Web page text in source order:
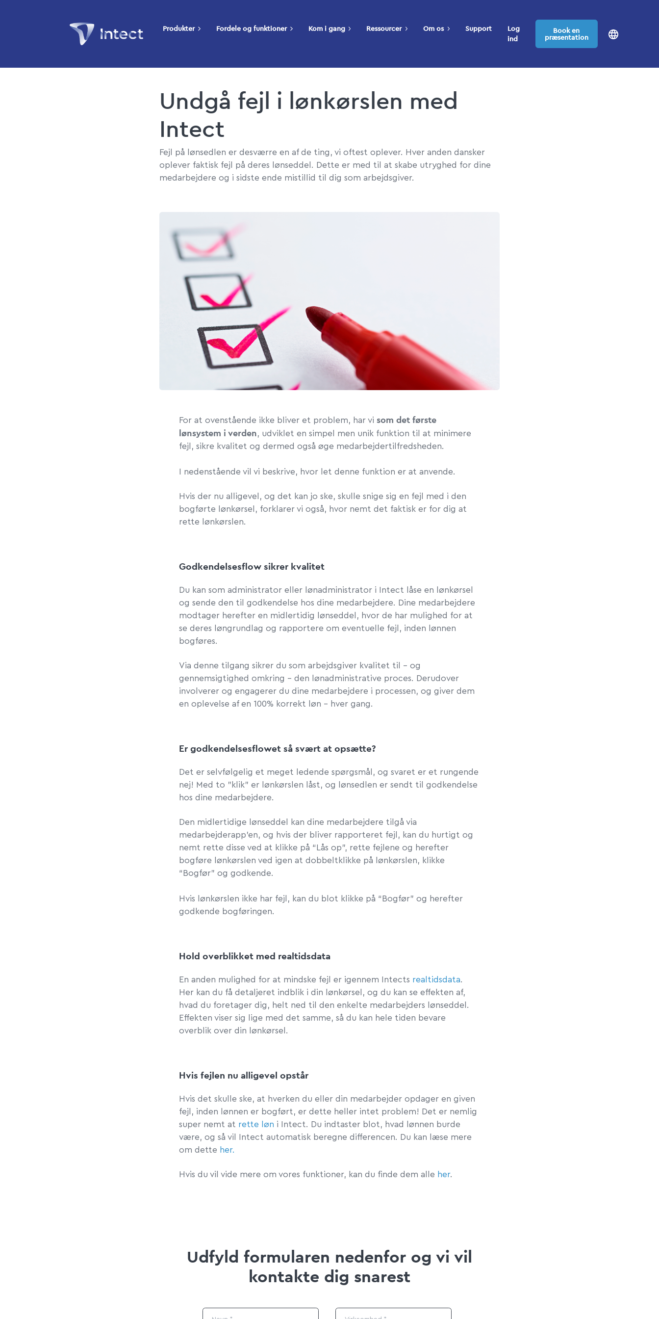
Produkter Fordele og funktioner Kom i gang Ressourcer Om os Support
Log
ind
Book en
præsentation
Undgå fejl i lønkørslen med
Intect
Fejl på lønsedlen er desværre en af de ting, vi oftest oplever. Hver anden dansker
oplever faktisk fejl på deres lønseddel. Dette er med til at skabe utryghed for dine
medarbejdere og i sidste ende mistillid til dig som arbejdsgiver.
For at ovenstående ikke bliver et problem, har vi som det første
lønsystem i verden, udviklet en simpel men unik funktion til at minimere
fejl, sikre kvalitet og dermed også øge medarbejdertilfredsheden.
I nedenstående vil vi beskrive, hvor let denne funktion er at anvende.
Hvis der nu alligevel, og det kan jo ske, skulle snige sig en fejl med i den
bogførte lønkørsel, forklarer vi også, hvor nemt det faktisk er for dig at
rette lønkørslen.
Godkendelsesflow sikrer kvalitet
Du kan som administrator eller lønadministrator i Intect låse en lønkørsel
og sende den til
godkendelse hos dine medarbejdere. Dine medarbejdere
modtager herefter en midlertidig lønseddel, hvor de har mulighed for at
se deres løngrundlag og rapportere om eventuelle fejl, inden lønnen
bogføres.
Via denne tilgang sikrer du som arbejdsgiver kvalitet til - og
gennemsigtighed omkring - den lønadministrative proces. Derudover
involverer og engagerer du dine medarbejdere i processen, og giver dem
en oplevelse af en 100% korrekt løn – hver gang.
Er godkendelsesflowet så svært at opsætte?
Det er selvfølgelig et meget ledende spørgsmål, og svaret er et rungende
nej! Med to ”klik” er lønkørslen låst, og lønsedlen er sendt til godkendelse
hos dine medarbejdere.
Den midlertidige lønseddel kan dine medarbejdere tilgå via
medarbejderapp’en, og hvis der bliver rapporteret fejl, kan du hurtigt og
nemt rette disse ved at klikke på “Lås op”, rette fejlene og herefter
bogføre lønkørslen ved igen at dobbeltklikke på lønkørslen, klikke
“Bogfør” og godkende.
Hvis lønkørslen ikke har fejl, kan du blot klikke på “Bogfør” og herefter
godkende bogføringen.
Hold overblikket med realtidsdata
En anden mulighed for at mindske fejl er igennem Intects realtidsdata.
Her kan du få detaljeret indblik i din lønkørsel, og du kan se effekten af,
hvad du foretager dig, helt ned til den enkelte medarbejders lønseddel.
Effekten viser sig lige med det samme, så du kan hele tiden bevare
overblik over din lønkørsel.
Hvis fejlen nu alligevel opstår
Hvis det skulle ske, at hverken du eller din medarbejder opdager en given
fejl, inden lønnen er bogført, er dette heller intet problem! Det er nemlig
super nemt at rette løn i Intect. Du indtaster blot, hvad lønnen burde
være, og så vil Intect automatisk beregne differencen. Du kan læse mere
om dette her.
Hvis du vil vide mere om vores funktioner, kan du finde dem alle her.
Udfyld formularen nedenfor og vi vil
kontakte dig snarest